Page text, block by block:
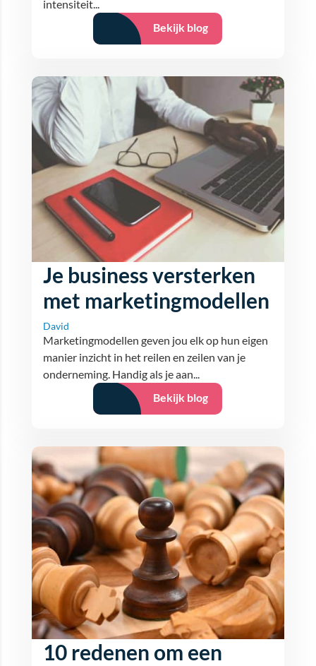
intensiteit...
Bekijk blog
Je business versterken
met marketingmodellen
David
Marketingmodellen geven jou elk op hun eigen
manier inzicht in het reilen en zeilen van je
onderneming. Handig als je aan...
Bekijk blog
10 redenen om een